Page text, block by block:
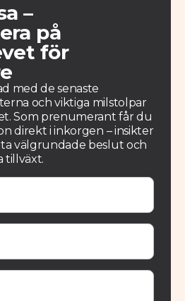
–
på
för
med de senaste
och viktiga milstolpar
Som prenumerant får du
direkt i inkorgen – insikter
välgrundade beslut och
tillväxt.